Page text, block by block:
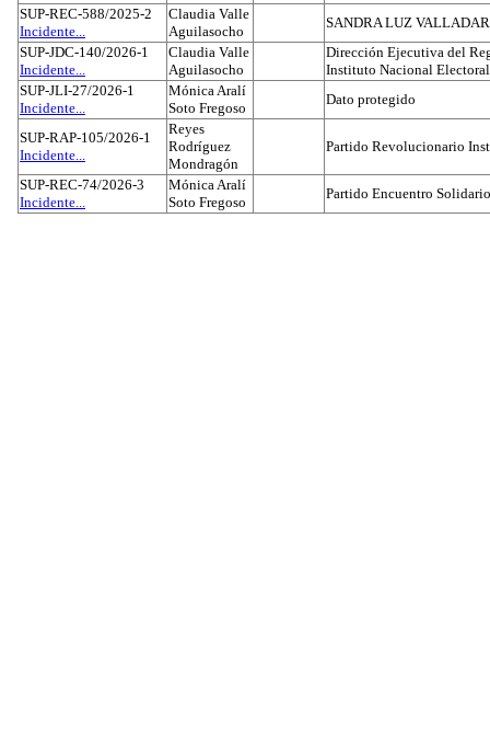
SUP-REC-588/2025-2
Incidente...
Claudia Valle
Aguilasocho
SANDRA LUZ
SUP-JDC-140/2026-1
Incidente...
Claudia Valle
Aguilasocho
Dirección Ejecutiva del
Instituto Nacional Electoral
SUP-JLI-27/2026-1
Incidente...
Mónica Aralí
Soto Fregoso
Dato protegido
SUP-RAP-105/2026-1
Incidente...
Reyes
Rodríguez
Mondragón
Partido Revolucionario
SUP-REC-74/2026-3
Incidente...
Mónica Aralí
Soto Fregoso
Partido Encuentro